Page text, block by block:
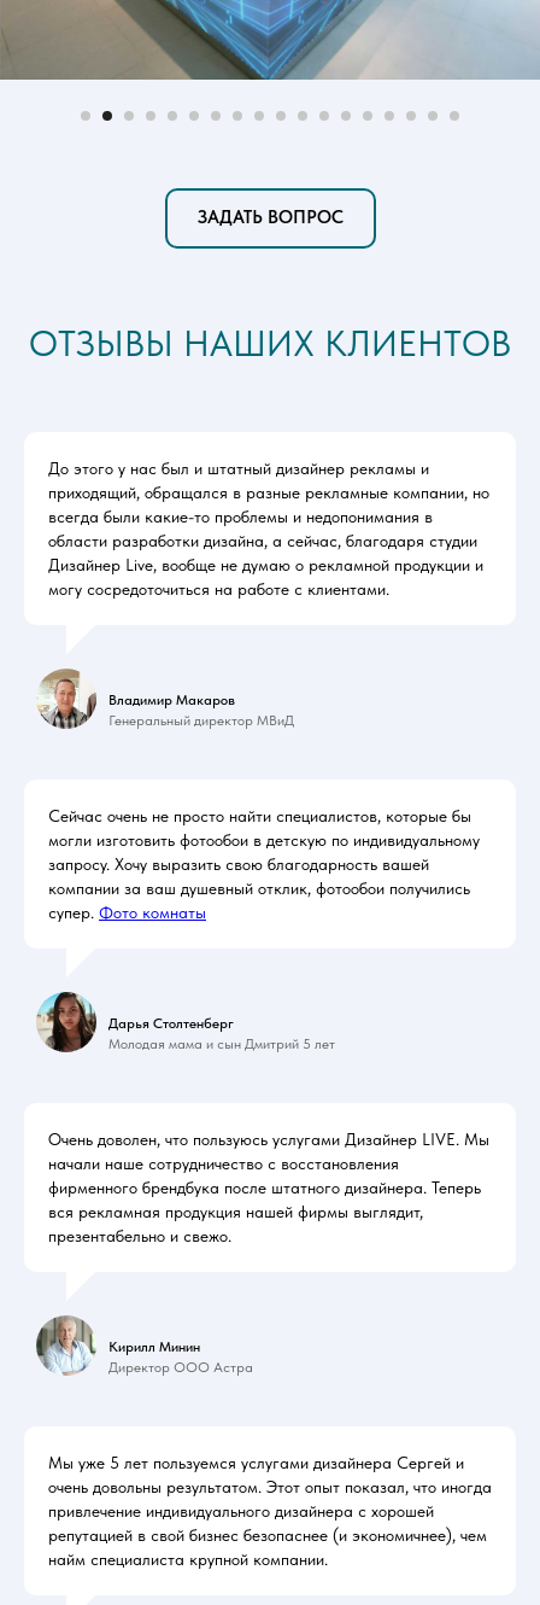
ЗАДАТЬ ВОПРОС
ОТЗЫВЫ НАШИХ КЛИЕНТОВ
До этого у нас был и штатный дизайнер рекламы и
приходящий, обращался в разные рекламные компании, но
всегда были какие-то проблемы и недопонимания в
области разработки дизайна, а сейчас, благодаря студии
Дизайнер Live, вообще не думаю о рекламной продукции и
могу сосредоточиться на работе с клиентами.
Владимир Макаров
Генеральный директор МВиД
Сейчас очень не просто найти специалистов, которые бы
могли изготовить фотообои в детскую по индивидуальному
запросу. Хочу выразить свою благодарность вашей
компании за ваш душевный отклик, фотообои получились
супер. Фото комнаты
Дарья Столтенберг
Молодая мама и сын Дмитрий 5 лет
Очень доволен, что пользуюсь услугами Дизайнер LIVE. Мы
начали наше сотрудничество с восстановления
фирменного брендбука после штатного дизайнера. Теперь
вся рекламная продукция нашей фирмы выглядит,
презентабельно и свежо.
Кирилл Минин
Директор ООО Астра
Мы уже 5 лет пользуемся услугами дизайнера Сергей и
очень довольны результатом. Этот опыт показал, что иногда
привлечение индивидуального дизайнера с хорошей
репутацией в свой бизнес безопаснее (и экономичнее), чем
найм специалиста крупной компании.